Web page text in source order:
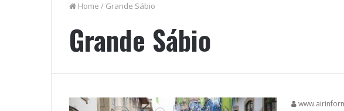
Home / Grande Sábio
Grande Sábio